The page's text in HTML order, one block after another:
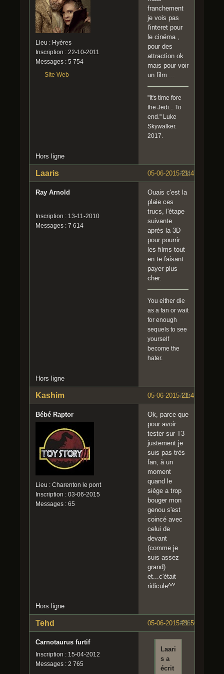
Lieu : Hyères
Inscription : 22-10-2011
Messages : 5 754
Site Web
franchement
je vois pas
l'interet pour
le cinéma ,
pour des
attraction ok
mais pour voir
un film ...
"It's time fore
the Jedi... To
end." Luke
Skywalker.
2017.
Hors ligne
#34
05-06-2015 21:47:42
Laaris
Ray Arnold
Inscription : 13-11-2010
Messages : 7 614
Ouais c'est la
plaie ces
trucs, l'étape
suivante
après la 3D
pour pourrir
les films tout
en te faisant
payer plus
cher.
You either die
as a fan or wait
for enough
sequels to see
yourself
become the
hater.
Hors ligne
#35
05-06-2015 21:47:44
Kashim
Bébé Raptor
Lieu : Charenton le pont
Inscription : 03-06-2015
Messages : 65
Ok, parce que
pour avoir
tester sur T3
justement je
suis pas très
fan, à un
moment
quand le
siège a trop
bouger mon
genou s'est
coincé avec
celui de
devant
(comme je
suis assez
grand)
et...c'était
ridicule^^'
Hors ligne
#36
05-06-2015 21:50:54
Tehd
Carnotaurus furtif
Inscription : 15-04-2012
Messages : 2 765
Laari
s a
écrit